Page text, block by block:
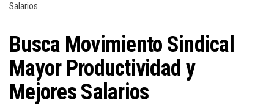
Salarios
Busca Movimiento Sindical
Mayor Productividad y
Mejores Salarios